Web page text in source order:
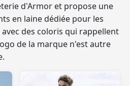
d'Armor et propose une
en laine dédiée pour les
des coloris qui rappellent
de la marque n'est autre